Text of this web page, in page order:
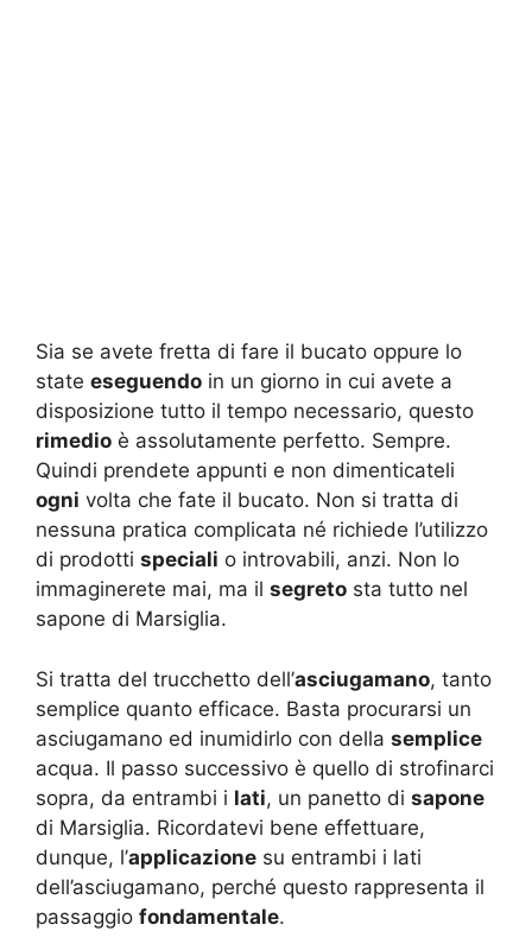
Sia se avete fretta di fare il bucato oppure lo
state eseguendo in un giorno in cui avete a
disposizione tutto il tempo necessario, questo
rimedio è assolutamente perfetto. Sempre.
Quindi prendete appunti e non dimenticateli
ogni volta che fate il bucato. Non si tratta di
nessuna pratica complicata né richiede l’utilizzo
di prodotti speciali o introvabili, anzi. Non lo
immaginerete mai, ma il segreto sta tutto nel
sapone di Marsiglia.
Si tratta del trucchetto dell’asciugamano, tanto
semplice quanto efficace. Basta procurarsi un
asciugamano ed inumidirlo con della semplice
acqua. Il passo successivo è quello di strofinarci
sopra, da entrambi i lati, un panetto di sapone
di Marsiglia. Ricordatevi bene effettuare,
dunque, l’applicazione su entrambi i lati
dell’asciugamano, perché questo rappresenta il
passaggio fondamentale.